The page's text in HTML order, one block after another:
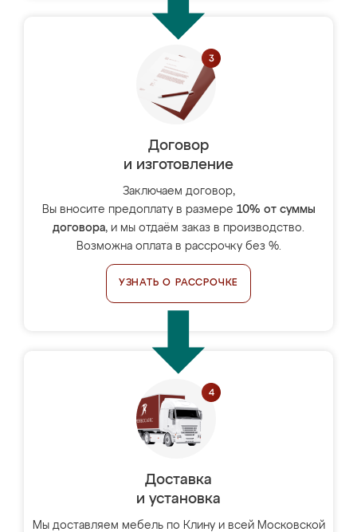
Договор
и изготовление
Заключаем договор,
Вы вносите предоплату в размере 10% от суммы
договора, и мы отдаём заказ в производство.
Возможна оплата в рассрочку без %.
УЗНАТЬ О РАССРОЧКЕ
Доставка
и установка
Мы доставляем мебель по Клину и всей Московской